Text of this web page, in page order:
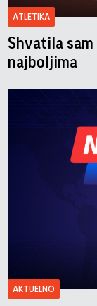
ATLETIKA
Shvatila sam
najboljima
AKTUELNO